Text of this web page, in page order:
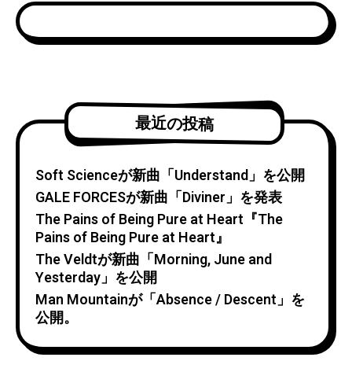
最近の投稿
Soft Scienceが新曲「Understand」を公開
GALE FORCESが新曲「Diviner」を発表
The Pains of Being Pure at Heart『The
Pains of Being Pure at Heart』
The Veldtが新曲「Morning, June and
Yesterday」を公開
Man Mountainが「Absence / Descent」を
公開。